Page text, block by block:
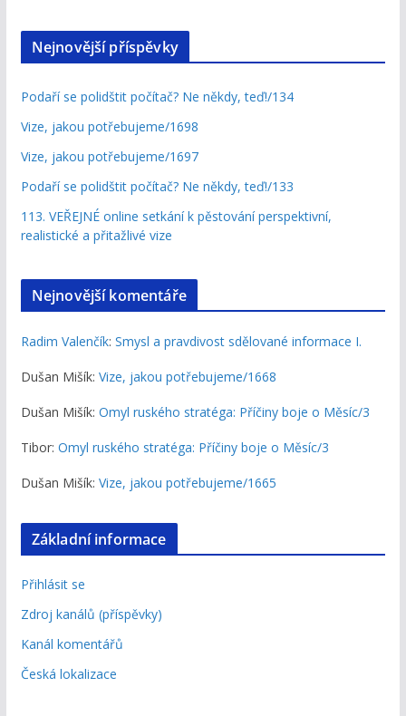
Nejnovější příspěvky
Podaří se polidštit počítač? Ne někdy, teď!/134
Vize, jakou potřebujeme/1698
Vize, jakou potřebujeme/1697
Podaří se polidštit počítač? Ne někdy, teď!/133
113. VEŘEJNÉ online setkání k pěstování perspektivní,
realistické a přitažlivé vize
Nejnovější komentáře
Radim Valenčík: Smysl a pravdivost sdělované informace I.
Dušan Mišík: Vize, jakou potřebujeme/1668
Dušan Mišík: Omyl ruského stratéga: Příčiny boje o Měsíc/3
Tibor: Omyl ruského stratéga: Příčiny boje o Měsíc/3
Dušan Mišík: Vize, jakou potřebujeme/1665
Základní informace
Přihlásit se
Zdroj kanálů (příspěvky)
Kanál komentářů
Česká lokalizace